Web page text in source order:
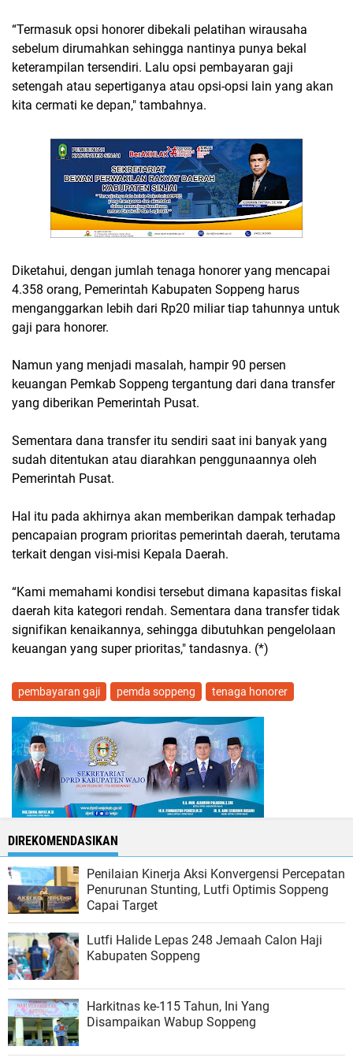
“Termasuk opsi honorer dibekali pelatihan wirausaha
sebelum dirumahkan sehingga nantinya punya bekal
keterampilan tersendiri. Lalu opsi pembayaran gaji
setengah atau sepertiganya atau opsi-opsi lain yang akan
kita cermati ke depan," tambahnya.
Diketahui, dengan jumlah tenaga honorer yang mencapai
4.358 orang, Pemerintah Kabupaten Soppeng harus
menganggarkan lebih dari Rp20 miliar tiap tahunnya untuk
gaji para honorer.
Namun yang menjadi masalah, hampir 90 persen
keuangan Pemkab Soppeng tergantung dari dana transfer
yang diberikan Pemerintah Pusat.
Sementara dana transfer itu sendiri saat ini banyak yang
sudah ditentukan atau diarahkan penggunaannya oleh
Pemerintah Pusat.
Hal itu pada akhirnya akan memberikan dampak terhadap
pencapaian program prioritas pemerintah daerah, terutama
terkait dengan visi-misi Kepala Daerah.
“Kami memahami kondisi tersebut dimana kapasitas fiskal
daerah kita kategori rendah. Sementara dana transfer tidak
signifikan kenaikannya, sehingga dibutuhkan pengelolaan
keuangan yang super prioritas," tandasnya. (*)
pembayaran gaji pemda soppeng tenaga honorer
DIREKOMENDASIKAN
Penilaian Kinerja Aksi Konvergensi Percepatan
Penurunan Stunting, Lutfi Optimis Soppeng
Capai Target
Lutfi Halide Lepas 248 Jemaah Calon Haji
Kabupaten Soppeng
Harkitnas ke-115 Tahun, Ini Yang
Disampaikan Wabup Soppeng